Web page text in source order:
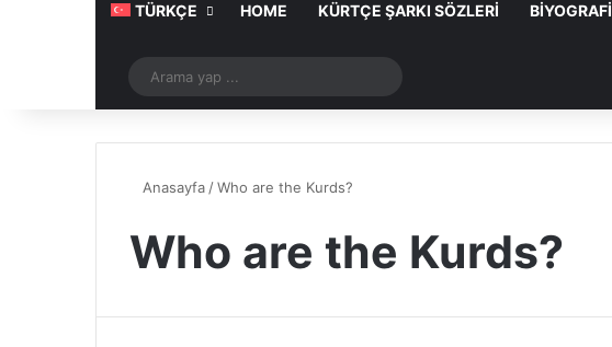
TÜRKÇE HOME KÜRTÇE ŞARKI SÖZLERI BIYOGRAFI
Rastgele Makale
yap
Anasayfa /Who are the Kurds?
Who are the Kurds?